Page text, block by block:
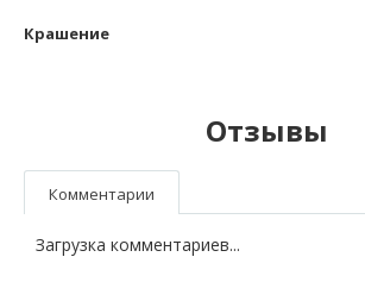
Крашение
Отзывы
Комментарии
Загрузка комментариев...